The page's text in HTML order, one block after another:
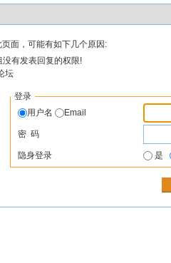
面，可能有如下几个原因:
有发表回复的权限!
坛
登录
用户名
Email
密 码
隐身登录 是